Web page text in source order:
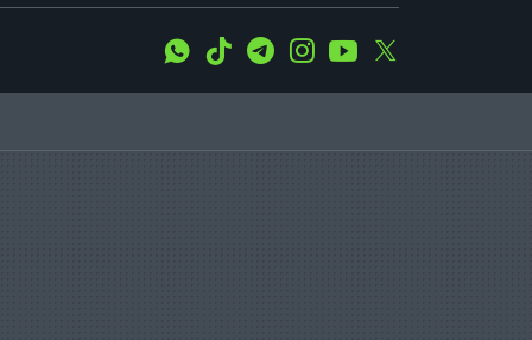
WhatsApp
Tiktok TelegramInstagramYoutube